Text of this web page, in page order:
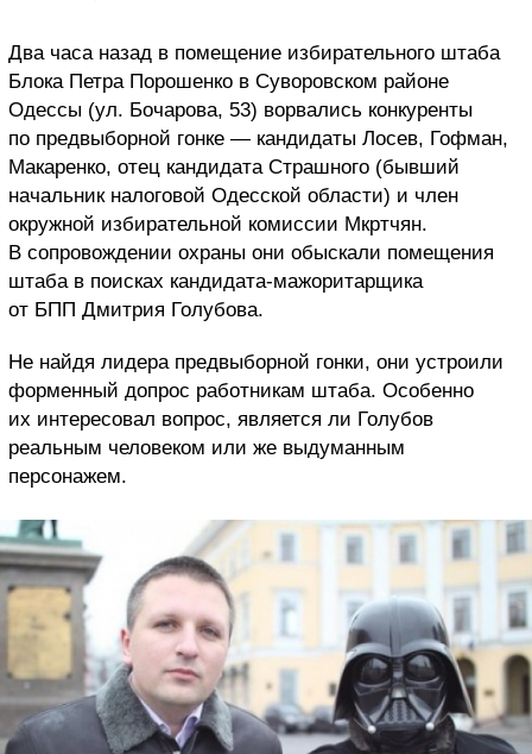
Два часа назад в помещение избирательного штаба
Блока Петра Порошенко в Суворовском районе
Одессы (ул. Бочарова, 53) ворвались конкуренты
по предвыборной гонке — кандидаты Лосев, Гофман,
Макаренко, отец кандидата Страшного (бывший
начальник налоговой Одесской области) и член
окружной избирательной комиссии Мкртчян.
В сопровождении охраны они обыскали помещения
штаба в поисках кандидата-мажоритарщика
от БПП Дмитрия Голубова.
Не найдя лидера предвыборной гонки, они устроили
форменный допрос работникам штаба. Особенно
их интересовал вопрос, является ли Голубов
реальным человеком или же выдуманным
персонажем.